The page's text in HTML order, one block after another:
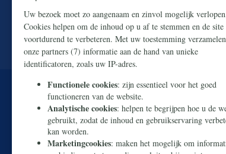
Zorg dat u geen enkel belangrijk artikel mist.